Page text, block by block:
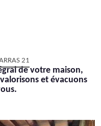
21
de votre maison,
et évacuons